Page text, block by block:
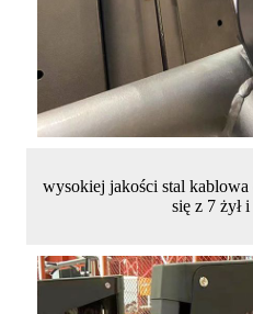
wysokiej jakości stal kablowa
się z 7 żył